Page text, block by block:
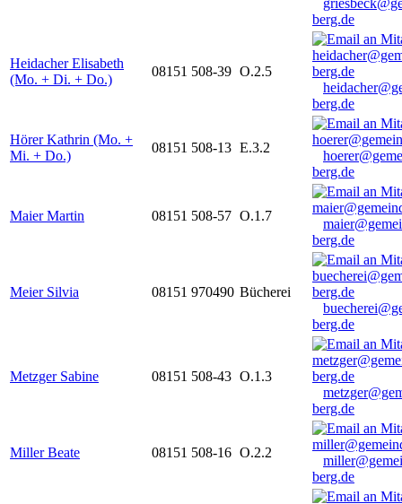
berg.de
Heidacher Elisabeth
(Mo. + Di. + Do.)
08151 508-39 O.2.5
berg.de
Hörer Kathrin (Mo. +
Mi. + Do.)
08151 508-13 E.3.2
berg.de
Maier Martin 08151 508-57 O.1.7
berg.de
Meier Silvia 08151 970490 Bücherei
berg.de
Metzger Sabine 08151 508-43 O.1.3
berg.de
Miller Beate 08151 508-16 O.2.2
berg.de